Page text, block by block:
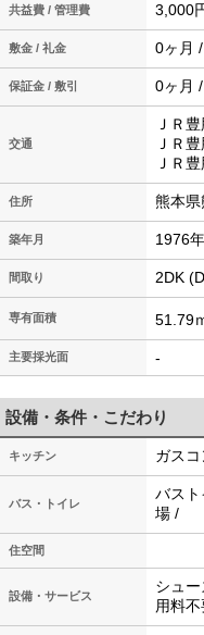
共益費 / 管理費 3,000
敷金 / 礼金 0ヶ月
保証金 / 敷引 0ヶ月
交通
ＪＲ
ＪＲ
ＪＲ
住所 熊本
築年月 1976
間取り 2DK
専有面積 51.79
主要採光面 -
設備・条件・こだわり
キッチン ガス
バス・トイレ
バスト
場 /
住空間
設備・サービス
シュ
用料